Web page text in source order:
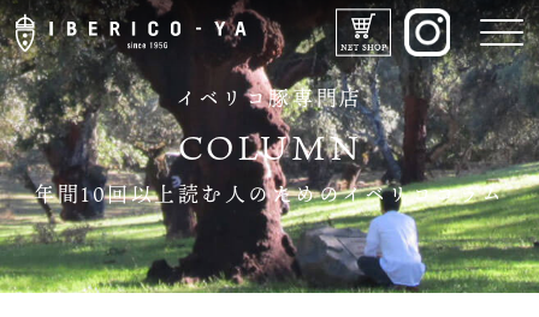
イベリコ豚専門店
COLUMN
年間10回以上読む人のためのイベリココラム